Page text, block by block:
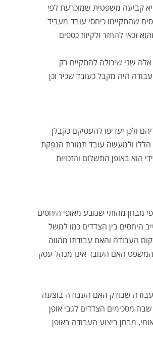
קביעה משפטית שמוכרעת לפי
שהתקיימו כיחסי עובד-מעביד
זכאי להחזר ולקיזוז כספים
שני שיכולה להתקיים רק
היה מקבל כעובד שכיר וכן
ולכן יעדיפו להעסיקם כקבלן
ולמעשה עובד תמורת הנפקת
הוא באופן התשלום והזכויות
מבחן מהותי שנובע מאופי היחסים
היחסים בין הצדדים כמו למשל
העבודה והאם עבודתו מהווה
האם העובד אינו מנהל עסק
שבודק האם העבודה בוצעה
מסכימים הצדדים לגבי אופן
מבחן ביצוע העבודה באופן